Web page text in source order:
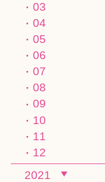
03
04
05
06
07
08
09
10
11
12
2021